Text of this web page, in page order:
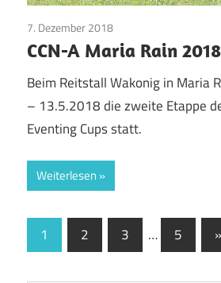
7. Dezember 2018
CCN-A Maria Rain
Beim Reitstall Wakonig in Maria
– 13.5.2018 die zweite Etappe
Eventing Cups statt.
Weiterlesen
Beitragsnavigation
1 2 3 … 5 »